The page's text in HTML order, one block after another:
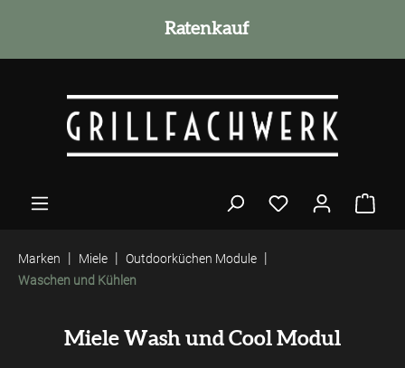
Ratenkauf
Marken | Miele | Outdoorküchen Module |
Waschen und Kühlen
Miele Wash und Cool Modul